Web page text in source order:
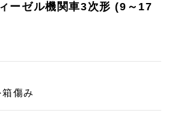
ーゼル機関車3次形 (9～17
傷み